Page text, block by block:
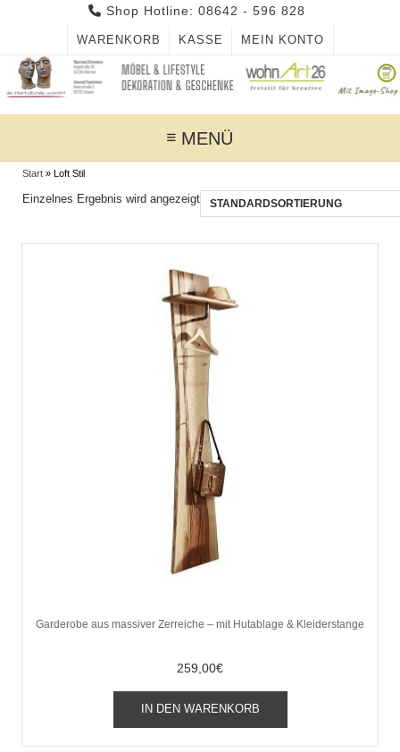
Shop Hotline: 08642 - 596 828
WARENKORB KASSE MEIN KONTO
MENÜ
Start » Loft Stil
Einzelnes Ergebnis wird angezeigt
Garderobe aus massiver Zerreiche – mit Hutablage & Kleiderstange
259,00€
IN DEN WARENKORB